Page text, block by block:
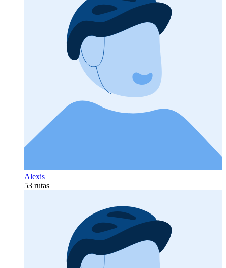
Alexis
53 rutas